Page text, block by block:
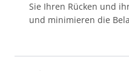
Sie Ihren Rücken und
und minimieren die